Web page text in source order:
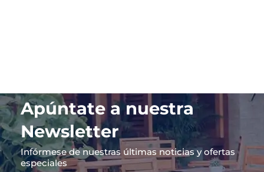
Apúntate a nuestra
Newsletter
Infórmese de nuestras últimas noticias y ofertas
especiales